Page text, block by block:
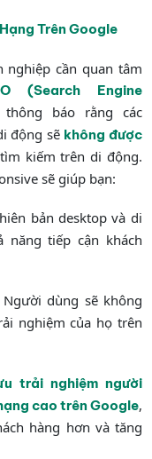
Trên Google
nghiệp cần quan tâm
(Search Engine
báo rằng các
động sẽ không được
kiếm trên di động.
sẽ giúp bạn:
bản desktop và di
năng tiếp cận khách
Người dùng sẽ không
nghiệm của họ trên
trải nghiệm người
cao trên Google,
hàng hơn và tăng